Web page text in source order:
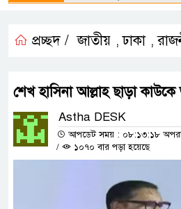
প্রচ্ছদ / জাতীয় ,ঢাকা ,
শেখ হাসিনা আল্লাহ ছাড়া
Astha DESK
আপডেট সময় : ০৮:১৩:১৮
/
১০৭০ বার পড়া হয়েছে